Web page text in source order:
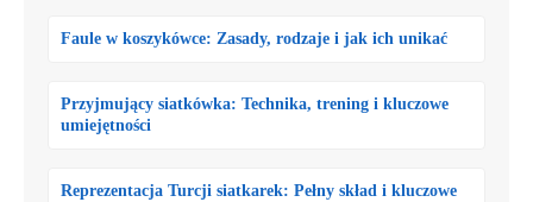
Faule w koszykówce: Zasady, rodzaje i jak ich unikać
Przyjmujący siatkówka: Technika, trening i kluczowe
umiejętności
Reprezentacja Turcji siatkarek: Pełny skład i kluczowe